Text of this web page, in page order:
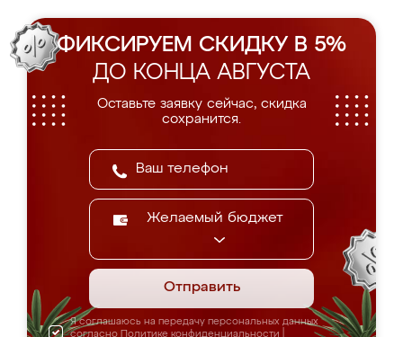
ФИКСИРУЕМ СКИДКУ В 5%
ДО КОНЦА АВГУСТА
Оставьте заявку сейчас, скидка
сохранится.
Желаемый бюджет
Отправить
Я соглашаюсь на передачу персональных данных
согласно Политике конфиденциальности